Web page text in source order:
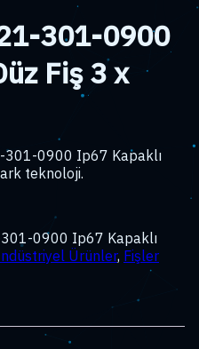
301-0900
Fiş 3 x
0900 Ip67 Kapaklı
teknoloji.
0900 Ip67 Kapaklı
Ürünler, Fişler